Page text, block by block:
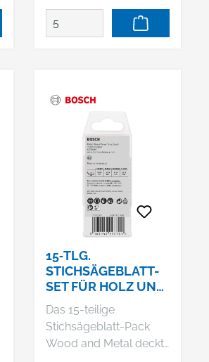
Ergebnisse bei der
Holzbearbeitung. Es
Kurvenschnitte in
und Laminat.
15‑TLG.
STICHSÄGEBLATT-
SET FÜR HOLZ UND
METALL, T-SCHAFT
Das 15-teilige
Stichsägeblatt-Pack
Wood and Metal deckt